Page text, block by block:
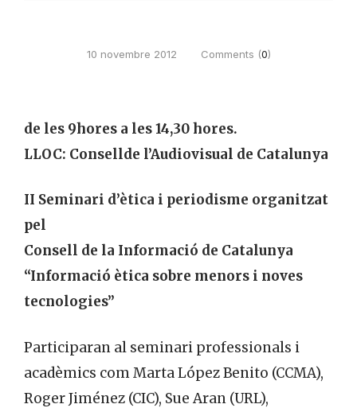
10 novembre 2012 Comments (0)
de les 9hores a les 14,30 hores.
LLOC: Consellde l’Audiovisual de Catalunya
II Seminari d’ètica i periodisme organitzat
pel
Consell de la Informació de Catalunya
“Informació ètica sobre menors i noves
tecnologies”
Participaran al seminari professionals i
acadèmics com Marta López Benito (CCMA),
Roger Jiménez (CIC), Sue Aran (URL),